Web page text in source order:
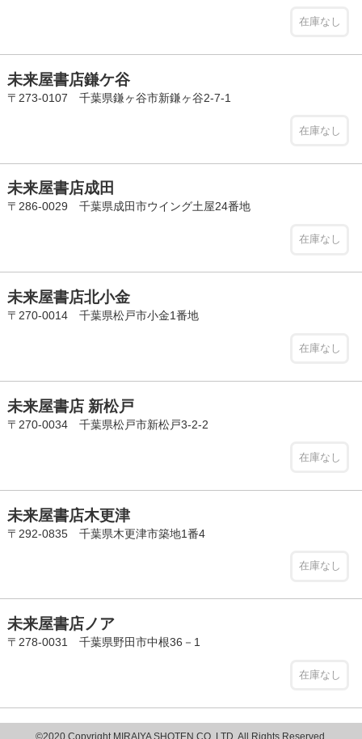
在庫なし
未来屋書店鎌ケ谷
〒273-0107 千葉県鎌ヶ谷市新鎌ヶ谷2-7-1
在庫なし
未来屋書店成田
〒286-0029 千葉県成田市ウイング土屋24番地
在庫なし
未来屋書店北小金
〒270-0014 千葉県松戸市小金1番地
在庫なし
未来屋書店 新松戸
〒270-0034 千葉県松戸市新松戸3-2-2
在庫なし
未来屋書店木更津
〒292-0835 千葉県木更津市築地1番4
在庫なし
未来屋書店ノア
〒278-0031 千葉県野田市中根36－1
在庫なし
©2020 Copyright MIRAIYA SHOTEN CO.,LTD. All Rights Reserved.